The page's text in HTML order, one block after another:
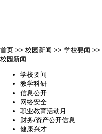
首页 >> 校园新闻 >> 学校要闻 >>
校园新闻
学校要闻
教学科研
信息公开
网络安全
职业教育活动月
财务/资产公开信息
健康兴才